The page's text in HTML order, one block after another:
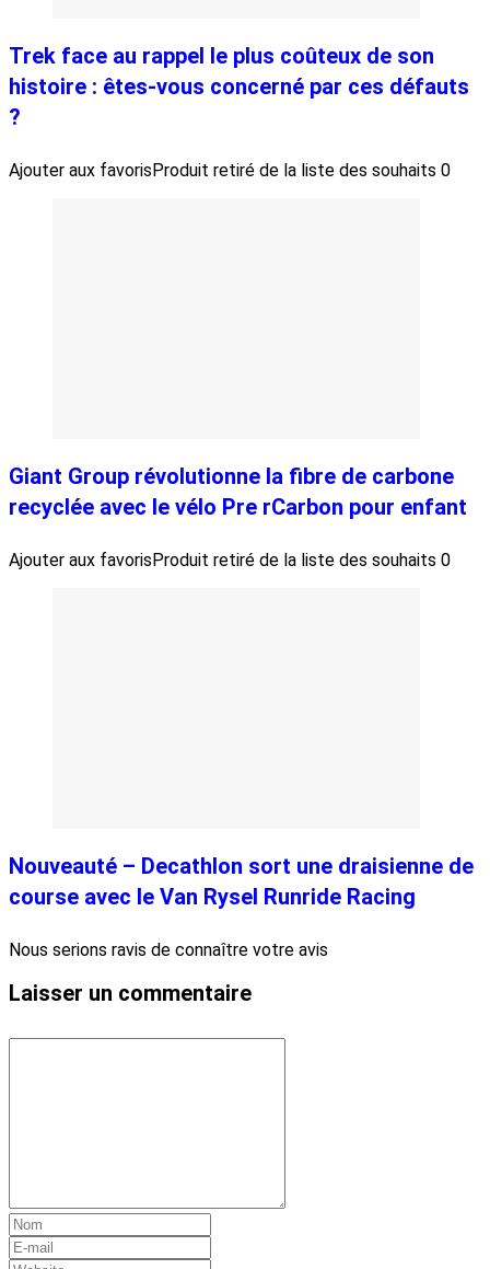
Trek face au rappel le plus coûteux de son
histoire : êtes-vous concerné par ces défauts
?
Ajouter aux favorisProduit retiré de la liste des souhaits 0
Giant Group révolutionne la fibre de carbone
recyclée avec le vélo Pre rCarbon pour enfant
Ajouter aux favorisProduit retiré de la liste des souhaits 0
Nouveauté – Decathlon sort une draisienne de
course avec le Van Rysel Runride Racing
Nous serions ravis de connaître votre avis
Laisser un commentaire